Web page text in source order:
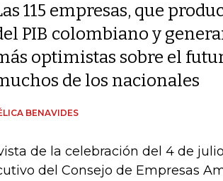
115 empresas, que
PIB colombiano y
optimistas sobre el
de los nacionales
BENAVIDES
de la celebración del 4 de
del Consejo de Empresas